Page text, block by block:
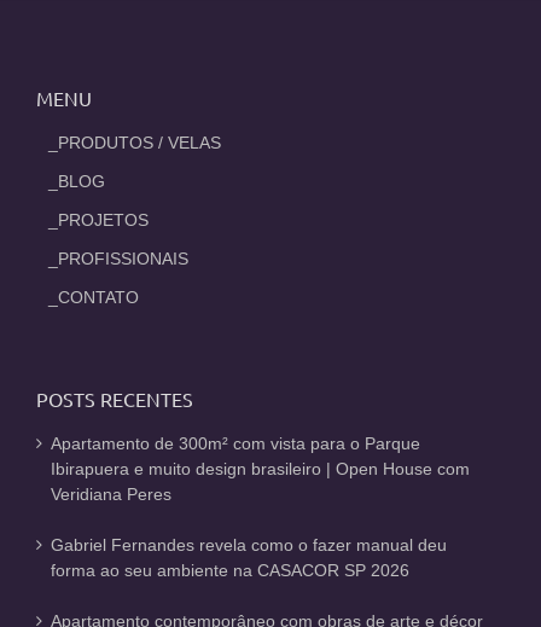
MENU
_PRODUTOS / VELAS
_BLOG
_PROJETOS
_PROFISSIONAIS
_CONTATO
POSTS RECENTES
Apartamento de 300m² com vista para o Parque
Ibirapuera e muito design brasileiro | Open House com
Veridiana Peres
Gabriel Fernandes revela como o fazer manual deu
forma ao seu ambiente na CASACOR SP 2026
Apartamento contemporâneo com obras de arte e décor